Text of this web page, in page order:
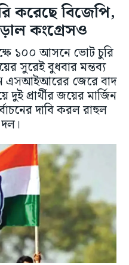
করেছে বিজেপি,
কংগ্রেসও
১০০ আসনে ভোট চুরি
সুরেই বুধবার মন্তব্য
এসআইআরের জেরে বাদ
দুই প্রার্থীর জয়ের মার্জিন
দাবি করল রাহুল
দল।